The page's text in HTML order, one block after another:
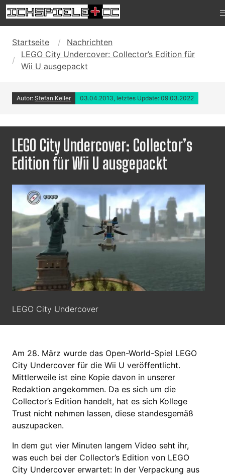
Startseite
Nachrichten
LEGO City Undercover: Collector’s Edition für
Wii U ausgepackt
Autor: Stefan Keller 03.04.2013, letztes Update: 09.03.2022
LEGO City Undercover: Collector’s
Edition für Wii U ausgepackt
LEGO City Undercover
Am 28. März wurde das Open-World-Spiel LEGO
City Undercover für die Wii U veröffentlicht.
Mittlerweile ist eine Kopie davon in unserer
Redaktion angekommen. Da es sich um die
Collector’s Edition handelt, hat es sich Kollege
Trust nicht nehmen lassen, diese standesgemäß
auszupacken.
In dem gut vier Minuten langem Video seht ihr,
was euch bei der Collector’s Edition von LEGO
City Undercover erwartet: In der Verpackung aus